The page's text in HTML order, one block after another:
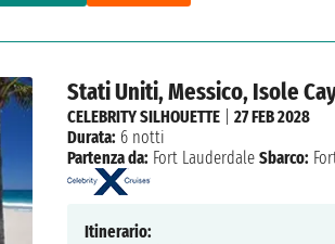
Stati Uniti, Messico, Isole
CELEBRITY SILHOUETTE| 27 FEB 2028
Durata: 6 notti
Partenza da: Fort Lauderdale Sbarco:
Itinerario: